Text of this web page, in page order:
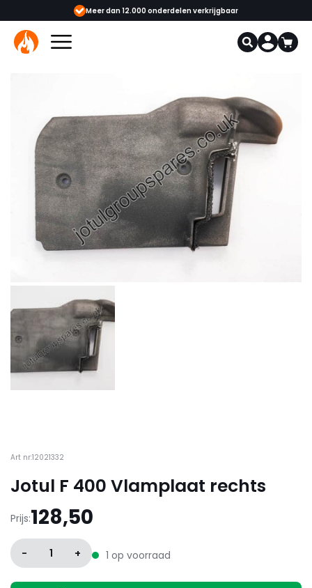
Meer dan 12.000 onderdelen verkrijgbaar
Art nr:12021332
Jotul F 400 Vlamplaat rechts
Prijs:128,50
- 1 + 1 op voorraad